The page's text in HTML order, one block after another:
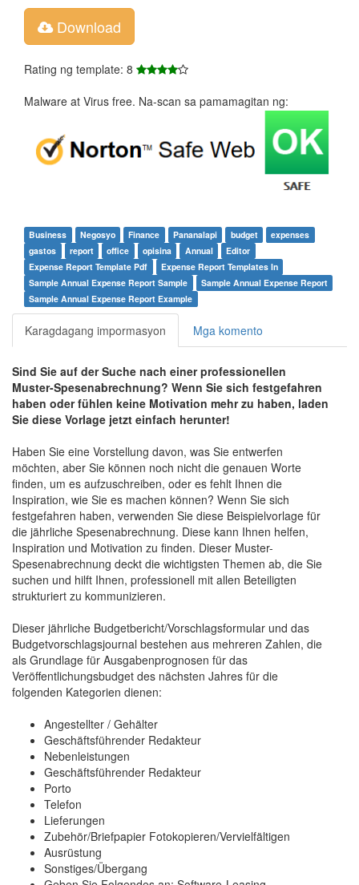
Download
Rating ng template: 8
Malware at Virus free. Na-scan sa pamamagitan ng:
Business Negosyo Finance Pananalapi budget
expenses
gastos
report office opisina Annual
Editor
Expense Report Template Pdf
Expense Report Templates In
Sample Annual Expense Report Sample
Sample Annual Expense Report
Sample Annual Expense Report Example
Karagdagang impormasyon Mga komento
Sind Sie auf der Suche nach einer professionellen
Muster-Spesenabrechnung? Wenn Sie sich festgefahren
haben oder fühlen keine Motivation mehr zu haben, laden
Sie diese Vorlage jetzt einfach herunter!
Haben Sie eine Vorstellung davon, was Sie entwerfen
möchten, aber Sie können noch nicht die genauen Worte
finden, um es aufzuschreiben, oder es fehlt Ihnen die
Inspiration, wie Sie es machen können? Wenn Sie sich
festgefahren haben, verwenden Sie diese Beispielvorlage für
die jährliche Spesenabrechnung. Diese kann Ihnen helfen,
Inspiration und Motivation zu finden. Dieser Muster-
Spesenabrechnung deckt die wichtigsten Themen ab, die Sie
suchen und hilft Ihnen, professionell mit allen Beteiligten
strukturiert zu kommunizieren.
Dieser jährliche Budgetbericht/Vorschlagsformular und das
Budgetvorschlagsjournal bestehen aus mehreren Zahlen, die
als Grundlage für Ausgabenprognosen für das
Veröffentlichungsbudget des nächsten Jahres für die
folgenden Kategorien dienen:
Angestellter / Gehälter
Geschäftsführender Redakteur
Nebenleistungen
Geschäftsführender Redakteur
Porto
Telefon
Lieferungen
Zubehör/Briefpapier Fotokopieren/Vervielfältigen
Ausrüstung
Sonstiges/Übergang